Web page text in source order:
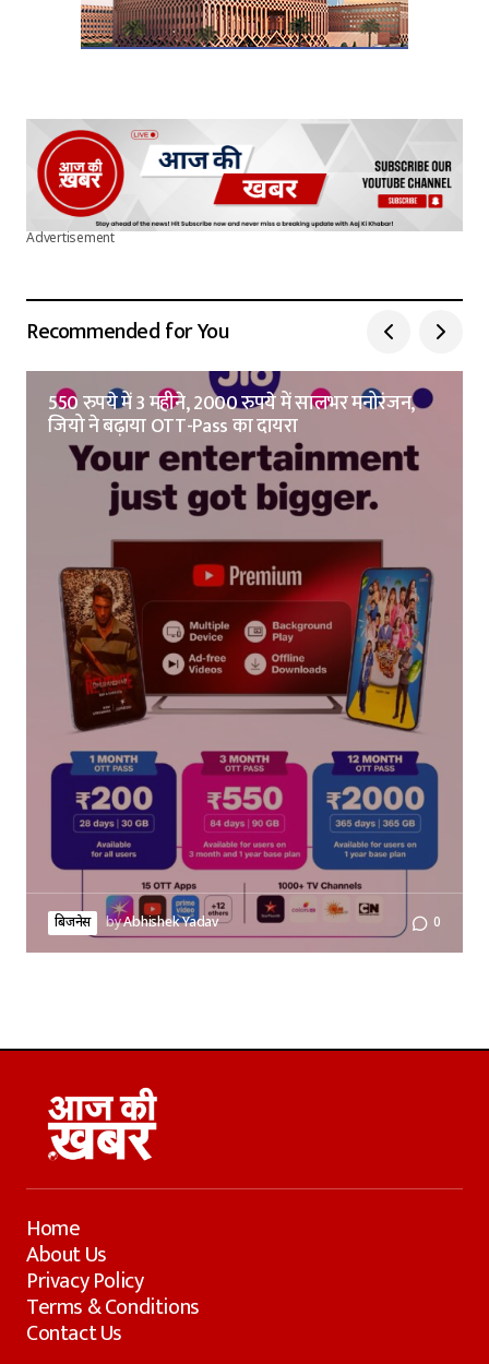
Advertisement
Recommended for You
550 रुपये में 3 महीने, 2000 रुपये में सालभर मनोरंजन,
जियो ने बढ़ाया OTT-Pass का दायरा
बिजनेस byAbhishek Yadav 0
Home
About Us
Privacy Policy
Terms & Conditions
Contact Us